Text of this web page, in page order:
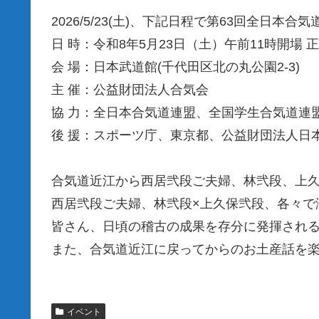
2026/5/23(土)、下記日程で第63回全日本合気
日 時：令和8年5月23日（土）午前11時開場
会 場：日本武道館(千代田区北の丸公園2-3)
主 催：公益財団法人合気会
協 力：全日本合気道連盟、全国学生合気道連
後 援：スポーツ庁、東京都、公益財団法人
合気道近江から西居弐段ご夫婦、林弐段、上
西居弐段ご夫婦、林弐段×上久保弐段、各々
皆さん、日頃の稽古の成果を存分に発揮され
また、合気道近江に戻ってからのお土産話を
イベント